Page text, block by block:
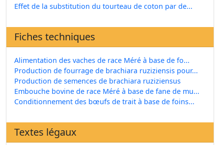
Effet de la substitution du tourteau de coton par de...
Fiches techniques
Alimentation des vaches de race Méré à base de fo...
Production de fourrage de brachiara ruziziensis pour...
Production de semences de brachiara ruziziensus
Embouche bovine de race Méré à base de fane de mu...
Conditionnement des bœufs de trait à base de foins...
Textes légaux